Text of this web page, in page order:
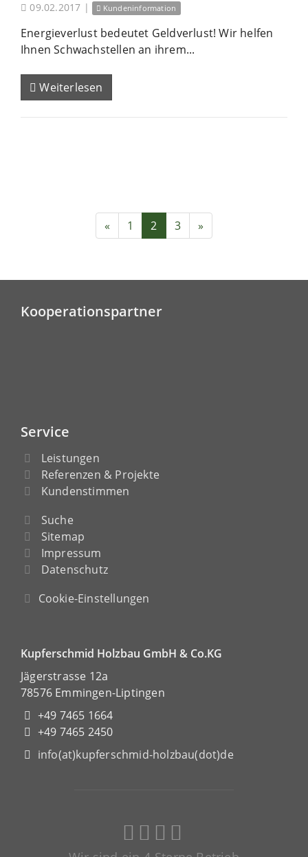
09.02.2017 | Kundeninformation
Energieverlust bedeutet Geldverlust! Wir helfen
Ihnen Schwachstellen an ihrem...
Weiterlesen
« 1 2 3 »
Kooperationspartner
Service
Leistungen
Referenzen & Projekte
Kundenstimmen
Suche
Sitemap
Impressum
Datenschutz
Cookie-Einstellungen
Kupferschmid Holzbau GmbH & Co.KG
Jägerstrasse 12a
78576 Emmingen-Liptingen
+49 7465 1664
+49 7465 2450
info(at)kupferschmid-holzbau(dot)de